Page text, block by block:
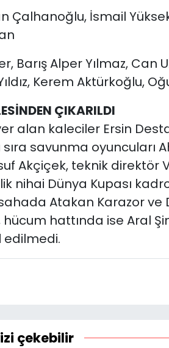
Çalhanoğlu, İsmail
Barış Alper Yılmaz, Can
Kerem Aktürkoğlu,
ÇIKARILDI
alan kaleciler Ersin
sıra savunma oyuncuları
Akçiçek, teknik direktör
nihai Dünya Kupası
Atakan Karazor ve
hücum hattında ise Aral
çekebilir